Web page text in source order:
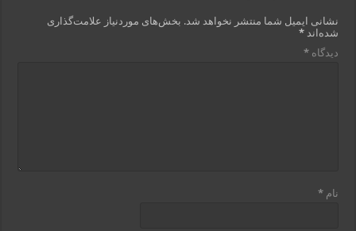
نشانی ایمیل شما منتشر نخواهد شد. بخش‌های موردنیاز علامت‌گذاری
شده‌اند*
دیدگاه*
نام*